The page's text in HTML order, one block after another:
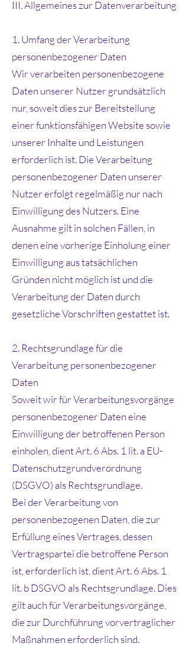
III. Allgemeines zur Datenverarbeitung
1. Umfang der Verarbeitung
personenbezogener Daten
Wir verarbeiten personenbezogene
Daten unserer Nutzer grundsätzlich
nur, soweit dies zur Bereitstellung
einer funktionsfähigen Website sowie
unserer Inhalte und Leistungen
erforderlich ist. Die Verarbeitung
personenbezogener Daten unserer
Nutzer erfolgt regelmäßig nur nach
Einwilligung des Nutzers. Eine
Ausnahme gilt in solchen Fällen, in
denen eine vorherige Einholung einer
Einwilligung aus tatsächlichen
Gründen nicht möglich ist und die
Verarbeitung der Daten durch
gesetzliche Vorschriften gestattet ist.
2. Rechtsgrundlage für die
Verarbeitung personenbezogener
Daten
Soweit wir für Verarbeitungsvorgänge
personenbezogener Daten eine
Einwilligung der betroffenen Person
einholen, dient Art. 6 Abs. 1 lit. a EU-
Datenschutzgrundverordnung
(DSGVO) als Rechtsgrundlage.
Bei der Verarbeitung von
personenbezogenen Daten, die zur
Erfüllung eines Vertrages, dessen
Vertragspartei die betroffene Person
ist, erforderlich ist, dient Art. 6 Abs. 1
lit. b DSGVO als Rechtsgrundlage. Dies
gilt auch für Verarbeitungsvorgänge,
die zur Durchführung vorvertraglicher
Maßnahmen erforderlich sind.